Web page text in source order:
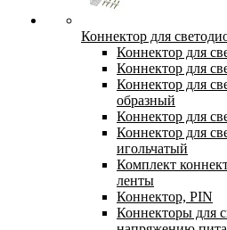
Коннектор для
Коннектор для
Коннектор для
Коннектор для
образный
Коннектор для
Коннектор для
игольчатый
Комплект
ленты
Коннектор, PIN
Коннекторы для